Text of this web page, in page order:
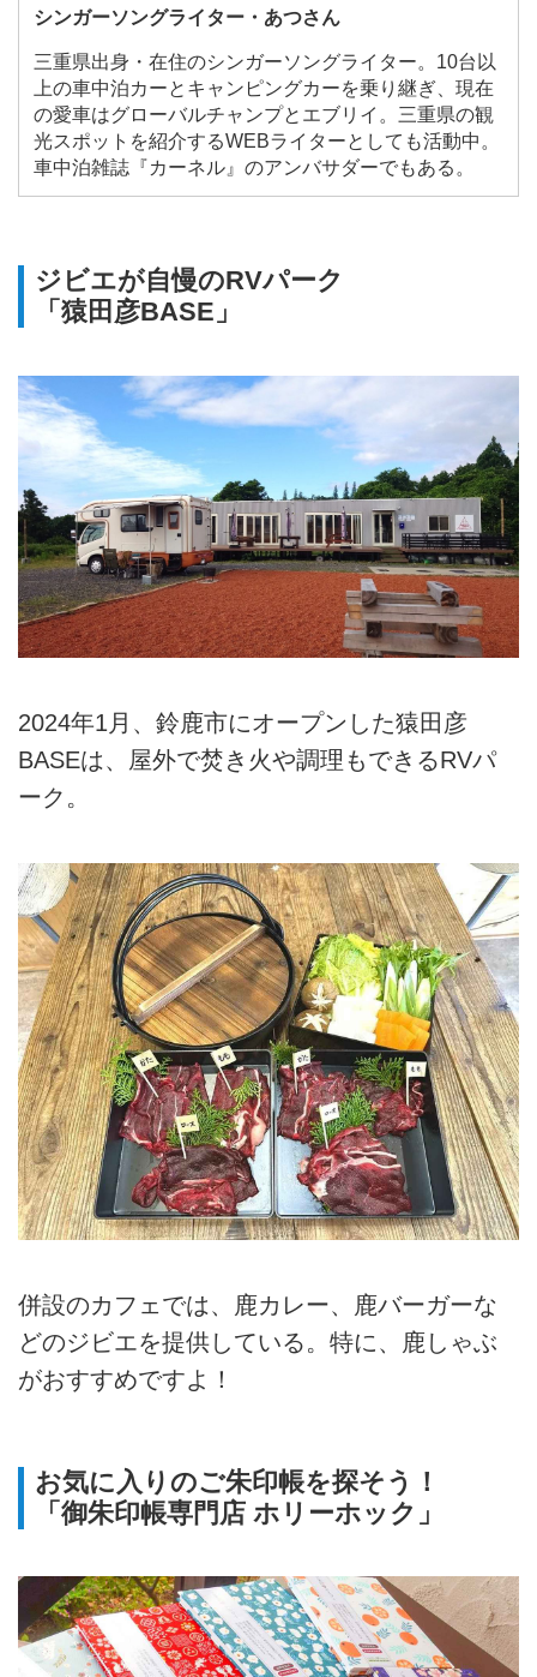
シンガーソングライター・あつさん
三重県出身・在住のシンガーソングライター。10台以
上の車中泊カーとキャンピングカーを乗り継ぎ、現在
の愛車はグローバルチャンプとエブリイ。三重県の観
光スポットを紹介するWEBライターとしても活動中。
車中泊雑誌『カーネル』のアンバサダーでもある。
ジビエが自慢のRVパーク
「猿田彦BASE」
2024年1月、鈴鹿市にオープンした猿田彦
BASEは、屋外で焚き火や調理もできるRVパ
ーク。
併設のカフェでは、鹿カレー、鹿バーガーな
どのジビエを提供している。特に、鹿しゃぶ
がおすすめですよ！
お気に入りのご朱印帳を探そう！
「御朱印帳専門店 ホリーホック」